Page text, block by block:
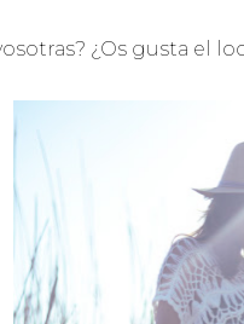
¿Os gusta el